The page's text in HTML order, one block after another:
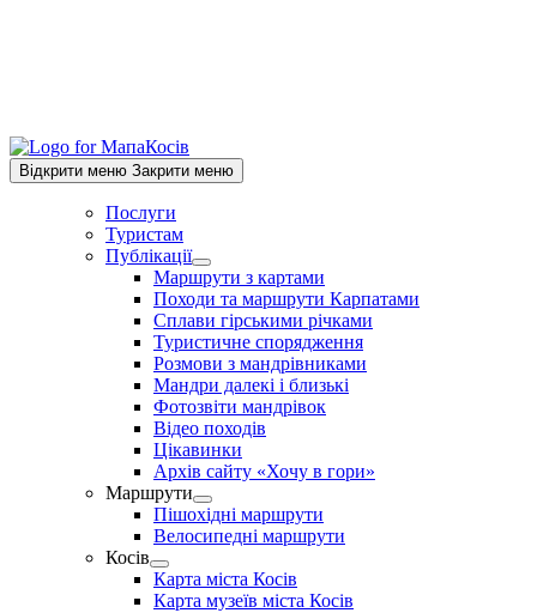
Відкрити меню Закрити меню
Послуги
Туристам
Публікації
Show
sub
menu
Маршрути з картами
Походи та маршрути Карпатами
Сплави гірськими річками
Туристичне спорядження
Розмови з мандрівниками
Мандри далекі і близькі
Фотозвіти мандрівок
Відео походів
Цікавинки
Архів сайту «Хочу в гори»
Маршрути
Show
sub
menu
Пішохідні маршрути
Велосипедні маршрути
Косів
Show
sub
menu
Карта міста Косів
Карта музеїв міста Косів